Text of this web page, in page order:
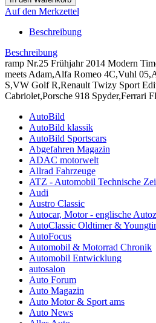
Auf den Merkzettel
Beschreibung
Beschreibung
ramp Nr.25 Frühjahr 2014 Modern
meets Adam,Alfa Romeo 4C,Vuhl
S,VW Golf R,Renault Twizy Sport
Cabriolet,Porsche 918 Spyder,Ferrari
AutoBild
AutoBild klassik
AutoBild Sportscars
Abgefahren Magazin
ADAC motorwelt
Allrad Fahrzeuge
ATZ - Automobil Technische
Audi
Austro Classic
Autocar, Motor - englische
AutoClassic Oldtimer &
AutoFocus
Automobil & Motorrad Chronik
Automobil Entwicklung
autosalon
Auto Forum
Auto Magazin
Auto Motor & Sport ams
Auto News